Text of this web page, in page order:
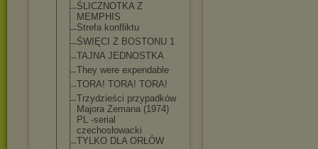
ŚLICZNOTKA Z
MEMPHIS
Strefa konfliktu
ŚWIĘCI Z BOSTONU 1
TAJNA JEDNOSTKA
They were expendable
TORA! TORA! TORA!
Trzydzieści przypadków
Majora Zemana (1974)
PL -serial
czechosłowacki
TYLKO DLA ORŁÓW